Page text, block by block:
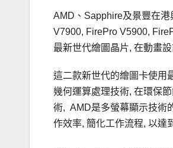
AMD、Sapphire及景豐在港
V7900, FirePro V5900,
最新世代繪圖晶片, 在動畫
這二款新世代的繪圖卡使用
幾何運算處理技術, 在環保
術, AMD是多螢幕顯示技術
作效率, 簡化工作流程, 以達